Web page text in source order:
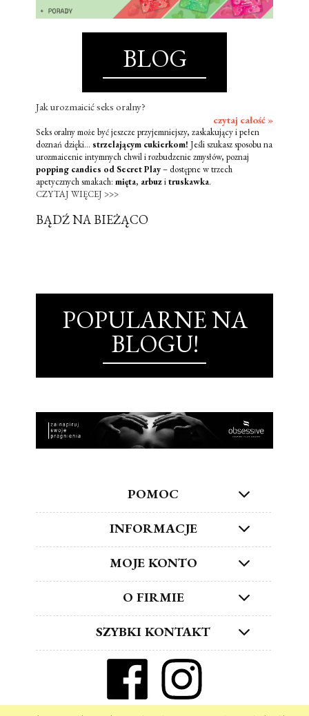
BLOG
Jak urozmaicić seks oralny?
czytaj całość »
Seks oralny może być jeszcze przyjemniejszy, zaskakujący i pełen
doznań dzięki... strzelającym cukierkom! Jeśli szukasz sposobu na
urozmaicenie intymnych chwil i rozbudzenie zmysłów, poznaj
popping candies od Secret Play– dostępne w trzech
apetycznych smakach: mięta, arbuzitruskawka.
CZYTAJ WIĘCEJ >>>
BĄDŹ NA BIEŻĄCO
POPULARNE NA
BLOGU!
POMOC
INFORMACJE
MOJE KONTO
O FIRMIE
SZYBKI KONTAKT